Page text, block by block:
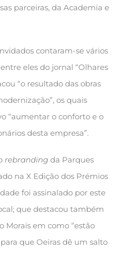
parceiras, da Academia e
contaram-se vários
eles do jornal “Olhares
“o resultado das obras
os quais
“aumentar o conforto e o
desta empresa”.
rebrandingda Parques
na X Edição dos Prémios
foi assinalado por este
que destacou também
Morais em como “estão
que Oeiras dê um salto